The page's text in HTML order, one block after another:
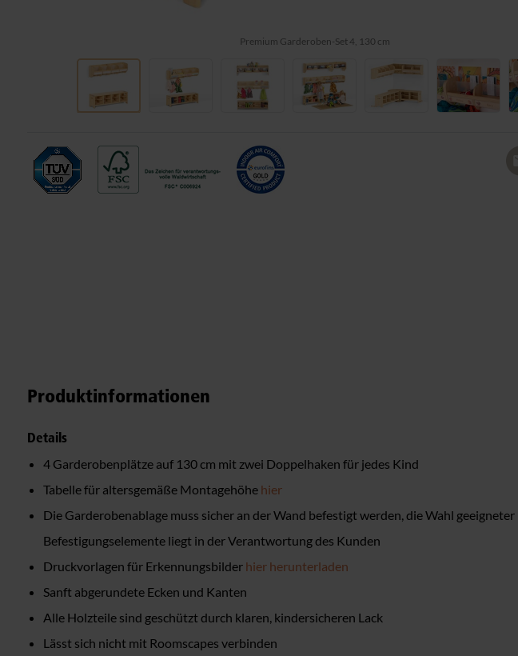
Premium Garderoben-Set 4, 130 cm
Produktinformationen
Details
4 Garderobenplätze auf 130 cm mit zwei Doppelhaken für jedes Kind
Tabelle für altersgemäße Montagehöhe hier
Die Garderobenablage muss sicher an der Wand befestigt werden, die Wahl geeigneter
Befestigungselemente liegt in der Verantwortung des Kunden
Druckvorlagen für Erkennungsbilder hier herunterladen
Sanft abgerundete Ecken und Kanten
Alle Holzteile sind geschützt durch klaren, kindersicheren Lack
Lässt sich nicht mit Roomscapes verbinden